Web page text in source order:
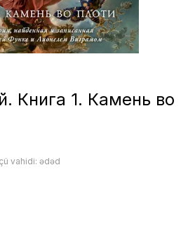
Книга 1. Камень во
vahidi: ədəd